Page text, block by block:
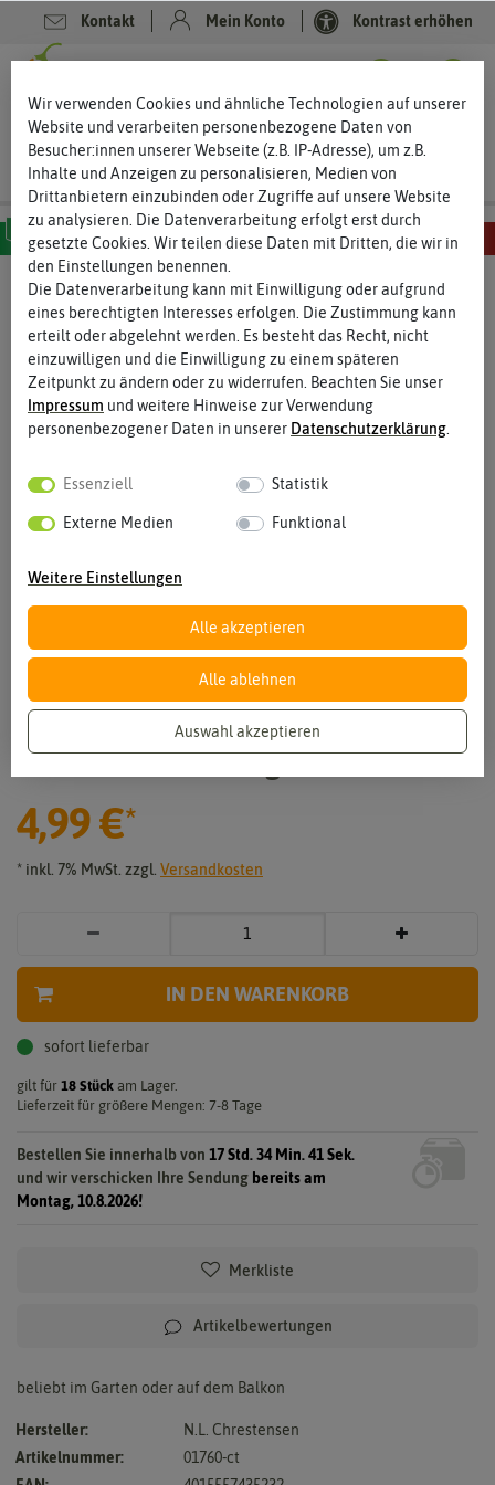
Kontakt Mein Konto Kontrast erhöhen
MILD SCHARF SEHR SCHARF
Chili Habanero Orange
4,99 €*
* inkl. 7% MwSt. zzgl. Versandkosten
IN DEN WARENKORB
sofort lieferbar
gilt für 18 Stück am Lager.
Lieferzeit für größere Mengen: 7-8 Tage
Bestellen Sie innerhalb von 17 Std. 34 Min. 41 Sek.
und wir verschicken Ihre Sendung bereits am
Montag, 10.8.2026!
Merkliste
Artikelbewertungen
beliebt im Garten oder auf dem Balkon
Hersteller:
N.L. Chrestensen
Artikelnummer:
01760-ct
Wir verwenden Cookies und ähnliche Technologien auf unserer
Website und verarbeiten personenbezogene Daten von
Besucher:innen unserer Webseite (z.B. IP-Adresse), um z.B.
Inhalte und Anzeigen zu personalisieren, Medien von
Drittanbietern einzubinden oder Zugriffe auf unsere Website
zu analysieren. Die Datenverarbeitung erfolgt erst durch
gesetzte Cookies. Wir teilen diese Daten mit Dritten, die wir in
den Einstellungen benennen.
Die Datenverarbeitung kann mit Einwilligung oder aufgrund
eines berechtigten Interesses erfolgen. Die Zustimmung kann
erteilt oder abgelehnt werden. Es besteht das Recht, nicht
einzuwilligen und die Einwilligung zu einem späteren
Zeitpunkt zu ändern oder zu widerrufen. Beachten Sie unser
Impressum und weitere Hinweise zur Verwendung
personenbezogener Daten in unserer Daten­schutz­erklärung
Essenziell Statistik
Externe Medien Funktional
Weitere Einstellungen
Alle akzeptieren
Alle ablehnen
Auswahl akzeptieren